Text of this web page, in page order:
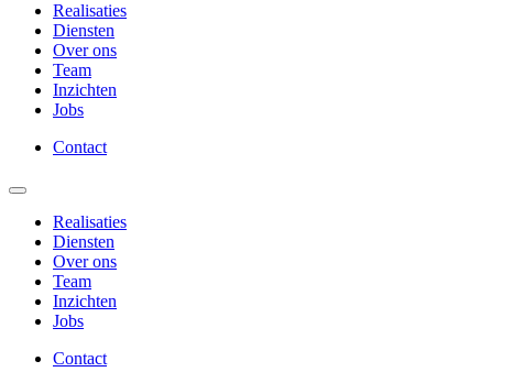
Realisaties
Diensten
Over ons
Team
Inzichten
Jobs
Contact
Realisaties
Diensten
Over ons
Team
Inzichten
Jobs
Contact